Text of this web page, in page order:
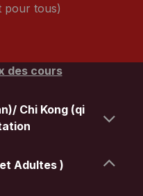
pour tous)
des cours
Chi Kong (qi
Adultes )